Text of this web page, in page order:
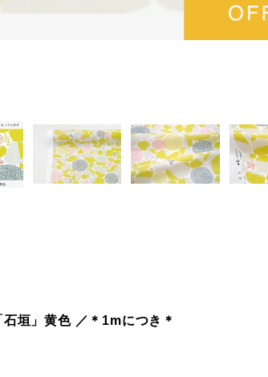
垣」黄色 ／＊1mにつき＊